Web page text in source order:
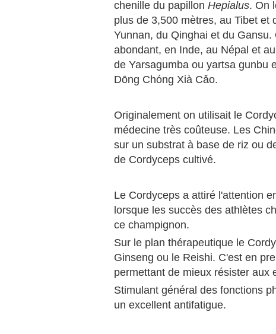
chenille du papillon Hepialus. On
plus de 3,500 mètres, au Tibet et
Yunnan, du Qinghai et du
abondant, en Inde, au Népal et
de Yarsagumba ou yartsa gunbu
Dōnɡ Chónɡ Xià Cǎo.
Originalement on utilisait le
médecine très coûteuse. Les
sur un substrat à base de riz ou
de Cordyceps cultivé.
Le Cordyceps a attiré l'attention
lorsque les succès des athlètes
ce champignon.
Sur le plan thérapeutique le
Ginseng ou le Reishi. C'est en
permettant de mieux résister aux
Stimulant général des fonctions
un excellent antifatigue.